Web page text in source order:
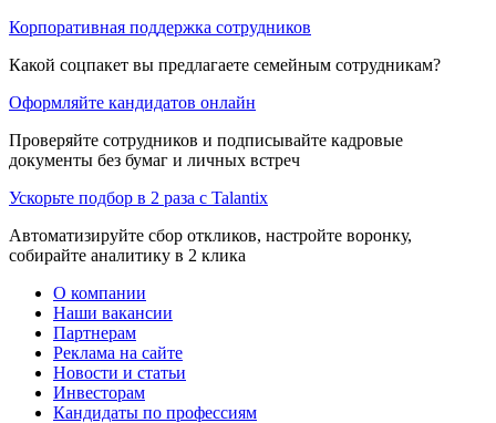
Корпоративная поддержка сотрудников
Какой соцпакет вы предлагаете семейным сотрудникам?
Оформляйте кандидатов онлайн
Проверяйте сотрудников и подписывайте кадровые
документы без бумаг и личных встреч
Ускорьте подбор в 2 раза с Talantix
Автоматизируйте сбор откликов, настройте воронку,
собирайте аналитику в 2 клика
О компании
Наши вакансии
Партнерам
Реклама на сайте
Новости и статьи
Инвесторам
Кандидаты по профессиям